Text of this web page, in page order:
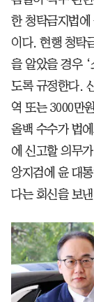
한 청탁금지법에
이다. 현행 청탁
을 알았을 경우
도록 규정한다.
역 또는 3000만
올백 수수가 법
에 신고할 의무
앙지검에 윤 대
다는 회신을 보